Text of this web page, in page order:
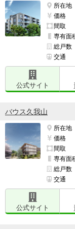
所在地
価格
間取
専有面
総戸数
交通
公式サイト
バウス久我山
所在地
価格
間取
専有面
総戸数
交通
公式サイト